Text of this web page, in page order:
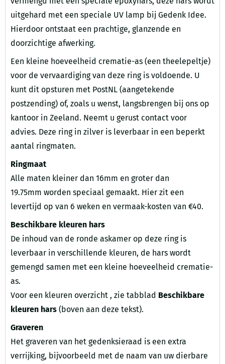
uitgehard met een speciale UV lamp bij Gedenk Idee.
Hierdoor ontstaat een prachtige, glanzende en
doorzichtige afwerking.
Een kleine hoeveelheid crematie-as (een theelepeltje)
voor de vervaardiging van deze ring is voldoende. U
kunt dit opsturen met PostNL (aangetekende
postzending) of, zoals u wenst, langsbrengen bij ons op
kantoor in Zeeland. Neemt u gerust contact voor
advies. Deze ring in zilver is leverbaar in een beperkt
aantal ringmaten.
Ringmaat
Alle maten kleiner dan 16mm en groter dan
19.75mm worden speciaal gemaakt. Hier zit een
levertijd op van 6 weken en vermaak-kosten van €40.
Beschikbare kleuren hars
De inhoud van de ronde askamer op deze ring is
leverbaar in verschillende kleuren, de hars wordt
gemengd samen met een kleine hoeveelheid crematie-
as.
Voor een kleuren overzicht , zie tabblad Beschikbare
kleuren hars (boven aan deze tekst).
Graveren
Het graveren van het gedenksieraad is een extra
verrijking, bijvoorbeeld met de naam van uw dierbare